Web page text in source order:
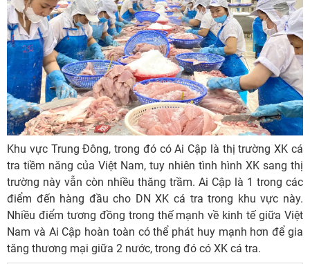
Khu vực Trung Đông, trong đó có Ai Cập là thị trường XK cá
tra tiềm năng của Việt Nam, tuy nhiên tình hình XK sang thị
trường này vẫn còn nhiều thăng trầm. Ai Cập là 1 trong các
điểm đến hàng đầu cho DN XK cá tra trong khu vực này.
Nhiều điểm tương đồng trong thế mạnh về kinh tế giữa Việt
Nam và Ai Cập hoàn toàn có thể phát huy mạnh hơn để gia
tăng thương mại giữa 2 nước, trong đó có XK cá tra.